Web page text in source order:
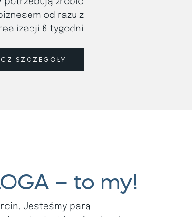
od razu z
6 tygodni
SZCZEGÓŁY
– to my!
Jesteśmy parą